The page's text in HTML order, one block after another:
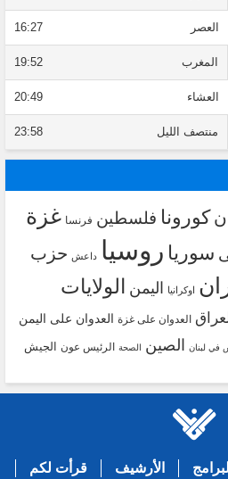
العصر 16:27
المغرب 19:52
العشاء 20:49
منتصف الليل 23:58
كورونا فلسطين فرنسا غزة
سوريا روسيا داعش حزب
اوكرانيا اليمن الولايات
العدوان على غزة العدوان على اليمن
في لبنان الصين الصحة الرئيس عون الجيش
الأرشيف قرأت لكم